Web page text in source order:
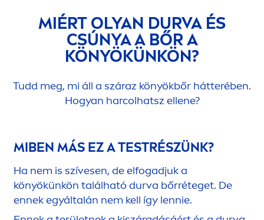
MIÉRT OLYAN DURVA ÉS
CSÚNYA A BŐR A
KÖNYÖKÜNKÖN?
Tudd meg, mi áll a száraz könyökbőr hátterében.
Hogyan harcolhatsz ellene?
MIBEN MÁS EZ A TESTRÉSZÜNK?
Ha nem is szívesen, de elfogadjuk a
könyökünkön található durva bőrréteget. De
ennek egyáltalán nem kell így lennie.